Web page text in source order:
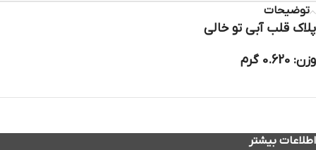
توضیحات
پلاک قلب آبی تو خالی
وزن: 0.620 گرم
اطلاعات بیشتر